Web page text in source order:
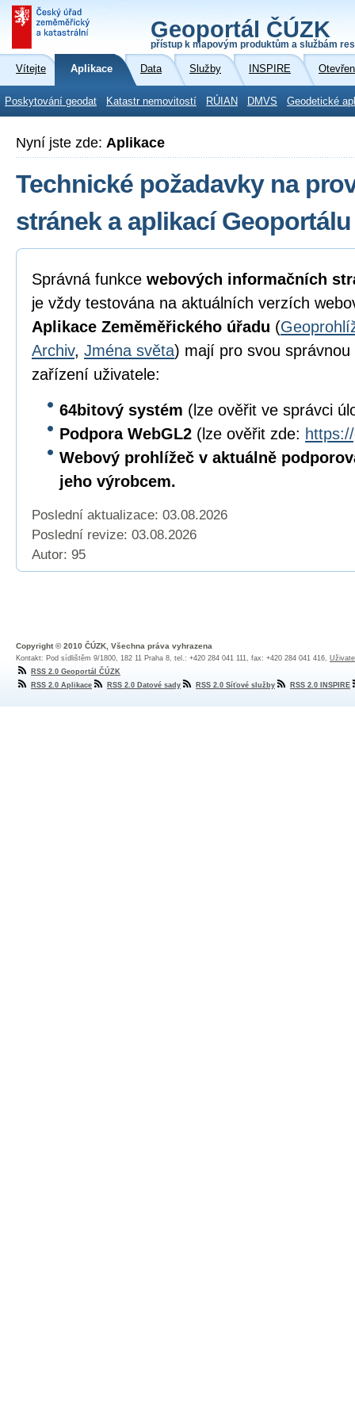
Geoportál ČÚZK
přístup k mapovým produktům a službám
Vítejte Aplikace Data Služby INSPIRE
Poskytování geodat Katastr nemovitostí RÚIAN DMVS Geodetické
Nyní jste zde: Aplikace
Technické požadavky na
stránek a aplikací Geoportálu
Správná funkce webových informačních
je vždy testována na aktuálních verzích
Aplikace Zeměměřického úřadu (
Archiv, Jména světa) mají pro svou
zařízení uživatele:
64bitový systém (lze ověřit ve správci
Podpora WebGL2 (lze ověřit zde:
Webový prohlížeč v aktuálně
jeho výrobcem.
Poslední aktualizace: 03.08.2026
Poslední revize: 03.08.2026
Autor: 95
Copyright © 2010 ČÚZK, Všechna práva vyhrazena
Kontakt: Pod sídlištěm 9/1800, 182 11 Praha 8, tel.: +420 284 041 111, fax: +420 284 041 416,
RSS 2.0 Geoportál ČÚZK
RSS 2.0 Aplikace
RSS 2.0 Datové sady RSS 2.0 Síťové služby RSS 2.0 INSPIRE